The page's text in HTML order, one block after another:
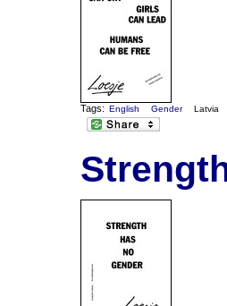
Tags: English Gender Latvia